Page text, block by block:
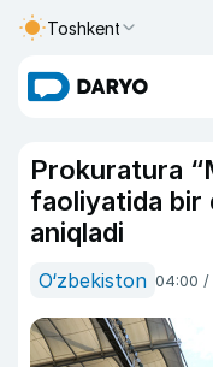
Toshkent
Prokuratura
faoliyatida bir
aniqladi
O‘zbekiston 04:00 /